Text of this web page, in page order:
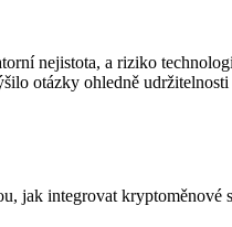
nejistota, a riziko
otázky ohledně
jak integrovat kryptoměnové